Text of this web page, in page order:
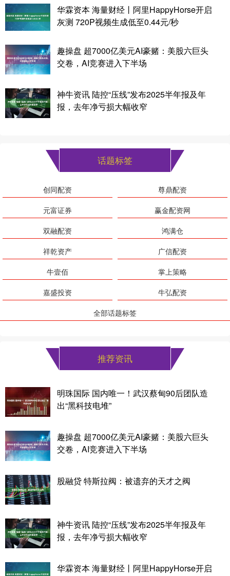
华霖资本 海量财经丨阿里HappyHorse开启
灰测 720P视频生成低至0.44元/秒
趣操盘 超7000亿美元AI豪赌：美股六巨头
交卷，AI竞赛进入下半场
神牛资讯 陆控“压线”发布2025半年报及年
报，去年净亏损大幅收窄
话题标签
创同配资
尊鼎配资
元富证券
赢金配资网
双融配资
鸿满仓
祥乾资产
广信配资
牛壹佰
掌上策略
嘉盛投资
牛弘配资
全部话题标签
推荐资讯
明珠国际 国内唯一！武汉蔡甸90后团队造
出“黑科技电堆”
趣操盘 超7000亿美元AI豪赌：美股六巨头
交卷，AI竞赛进入下半场
股融贷 特斯拉阀：被遗弃的天才之阀
神牛资讯 陆控“压线”发布2025半年报及年
报，去年净亏损大幅收窄
华霖资本 海量财经丨阿里HappyHorse开启